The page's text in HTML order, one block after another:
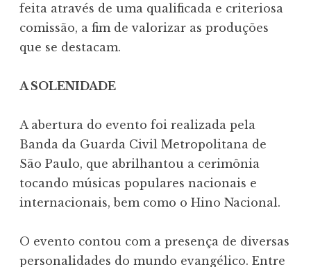
feita através de uma qualificada e criteriosa
comissão, a fim de valorizar as produções
que se destacam.
A SOLENIDADE
A abertura do evento foi realizada pela
Banda da Guarda Civil Metropolitana de
São Paulo, que abrilhantou a cerimônia
tocando músicas populares nacionais e
internacionais, bem como o Hino Nacional.
O evento contou com a presença de diversas
personalidades do mundo evangélico. Entre